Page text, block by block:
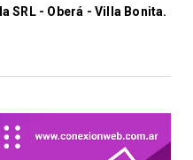
SRL - Oberá - Villa Bonita.